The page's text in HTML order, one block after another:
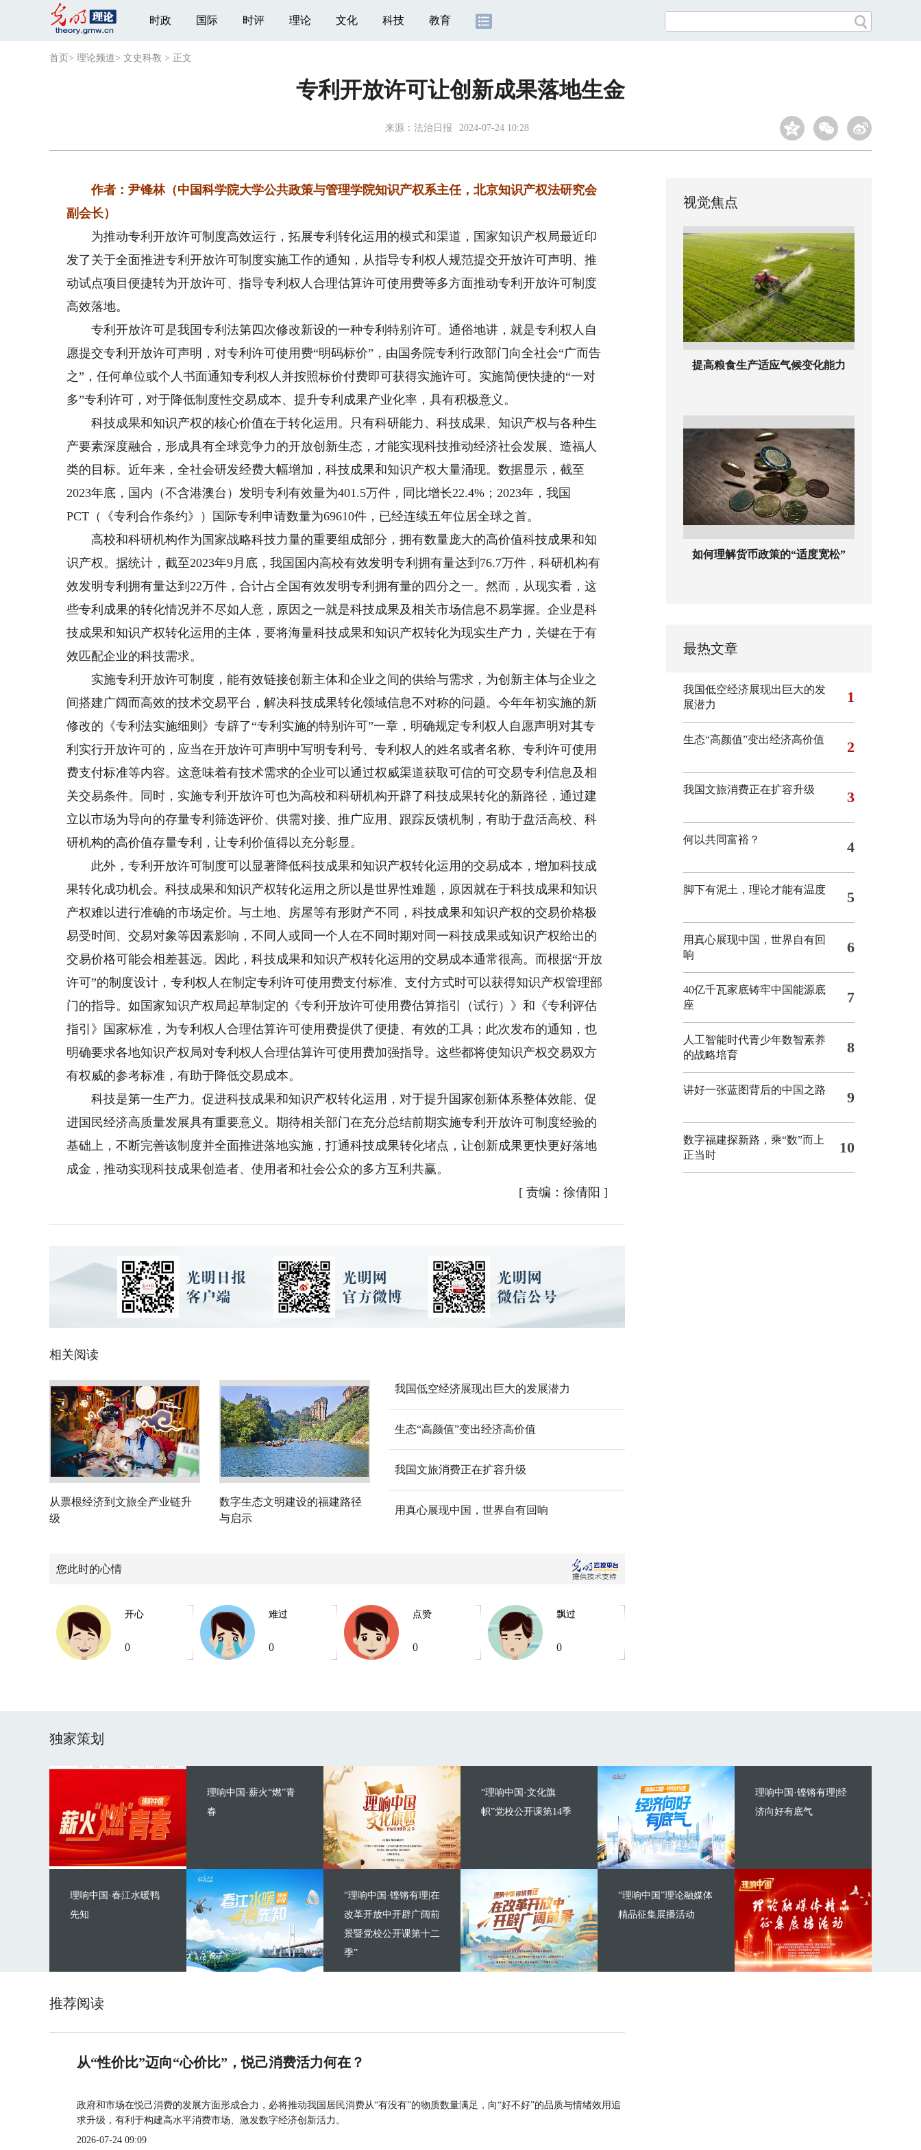
时政 国际 时评 理论 文化 科技 教育
首页 > 理论频道> 文史科教 > 正文
专利开放许可让创新成果落地生金
来源： 法治日报 2024-07-24 10:28
作者：尹锋林（中国科学院大学公共政策与管理学院知识产权系主任，北京知识产权法研究会
副会长）
为推动专利开放许可制度高效运行，拓展专利转化运用的模式和渠道，国家知识产权局最近印
发了关于全面推进专利开放许可制度实施工作的通知，从指导专利权人规范提交开放许可声明、推
动试点项目便捷转为开放许可、指导专利权人合理估算许可使用费等多方面推动专利开放许可制度
高效落地。
专利开放许可是我国专利法第四次修改新设的一种专利特别许可。通俗地讲，就是专利权人自
愿提交专利开放许可声明，对专利许可使用费“明码标价”，由国务院专利行政部门向全社会“广而告
之”，任何单位或个人书面通知专利权人并按照标价付费即可获得实施许可。实施简便快捷的“一对
多”专利许可，对于降低制度性交易成本、提升专利成果产业化率，具有积极意义。
科技成果和知识产权的核心价值在于转化运用。只有科研能力、科技成果、知识产权与各种生
产要素深度融合，形成具有全球竞争力的开放创新生态，才能实现科技推动经济社会发展、造福人
类的目标。近年来，全社会研发经费大幅增加，科技成果和知识产权大量涌现。数据显示，截至
2023年底，国内（不含港澳台）发明专利有效量为401.5万件，同比增长22.4%；2023年，我国
PCT（《专利合作条约》）国际专利申请数量为69610件，已经连续五年位居全球之首。
高校和科研机构作为国家战略科技力量的重要组成部分，拥有数量庞大的高价值科技成果和知
识产权。据统计，截至2023年9月底，我国国内高校有效发明专利拥有量达到76.7万件，科研机构有
效发明专利拥有量达到22万件，合计占全国有效发明专利拥有量的四分之一。然而，从现实看，这
些专利成果的转化情况并不尽如人意，原因之一就是科技成果及相关市场信息不易掌握。企业是科
技成果和知识产权转化运用的主体，要将海量科技成果和知识产权转化为现实生产力，关键在于有
效匹配企业的科技需求。
实施专利开放许可制度，能有效链接创新主体和企业之间的供给与需求，为创新主体与企业之
间搭建广阔而高效的技术交易平台，解决科技成果转化领域信息不对称的问题。今年年初实施的新
修改的《专利法实施细则》专辟了“专利实施的特别许可”一章，明确规定专利权人自愿声明对其专
利实行开放许可的，应当在开放许可声明中写明专利号、专利权人的姓名或者名称、专利许可使用
费支付标准等内容。这意味着有技术需求的企业可以通过权威渠道获取可信的可交易专利信息及相
关交易条件。同时，实施专利开放许可也为高校和科研机构开辟了科技成果转化的新路径，通过建
立以市场为导向的存量专利筛选评价、供需对接、推广应用、跟踪反馈机制，有助于盘活高校、科
研机构的高价值存量专利，让专利价值得以充分彰显。
此外，专利开放许可制度可以显著降低科技成果和知识产权转化运用的交易成本，增加科技成
果转化成功机会。科技成果和知识产权转化运用之所以是世界性难题，原因就在于科技成果和知识
产权难以进行准确的市场定价。与土地、房屋等有形财产不同，科技成果和知识产权的交易价格极
易受时间、交易对象等因素影响，不同人或同一个人在不同时期对同一科技成果或知识产权给出的
交易价格可能会相差甚远。因此，科技成果和知识产权转化运用的交易成本通常很高。而根据“开放
许可”的制度设计，专利权人在制定专利许可使用费支付标准、支付方式时可以获得知识产权管理部
门的指导。如国家知识产权局起草制定的《专利开放许可使用费估算指引（试行）》和《专利评估
指引》国家标准，为专利权人合理估算许可使用费提供了便捷、有效的工具；此次发布的通知，也
明确要求各地知识产权局对专利权人合理估算许可使用费加强指导。这些都将使知识产权交易双方
有权威的参考标准，有助于降低交易成本。
科技是第一生产力。促进科技成果和知识产权转化运用，对于提升国家创新体系整体效能、促
进国民经济高质量发展具有重要意义。期待相关部门在充分总结前期实施专利开放许可制度经验的
基础上，不断完善该制度并全面推进落地实施，打通科技成果转化堵点，让创新成果更快更好落地
成金，推动实现科技成果创造者、使用者和社会公众的多方互利共赢。
[ 责编：徐倩阳 ]
相关阅读
从票根经济到文旅全产业链升
级
数字生态文明建设的福建路径
与启示
我国低空经济展现出巨大的发展潜力
生态“高颜值”变出经济高价值
我国文旅消费正在扩容升级
用真心展现中国，世界自有回响
您此时的心情
开心
0
难过
0
点赞
0
飘过
0
视觉焦点
提高粮食生产适应气候变化能力
如何理解货币政策的“适度宽松”
最热文章
我国低空经济展现出巨大的发
展潜力
1
生态“高颜值”变出经济高价值 2
我国文旅消费正在扩容升级 3
何以共同富裕？ 4
脚下有泥土，理论才能有温度 5
用真心展现中国，世界自有回
响
6
40亿千瓦家底铸牢中国能源底
座
7
人工智能时代青少年数智素养
的战略培育
8
讲好一张蓝图背后的中国之路 9
数字福建探新路，乘“数”而上
正当时
10
独家策划
理响中国·薪火“燃”青
春
理响中国·春江水暖鸭
先知
“理响中国·文化旗
帜”党校公开课第14季
“理响中国·铿锵有理|在
改革开放中开辟广阔前
景暨党校公开课第十二
季”
理响中国·铿锵有理|经
济向好有底气
“理响中国”理论融媒体
精品征集展播活动
推荐阅读
从“性价比”迈向“心价比”，悦己消费活力何在？
政府和市场在悦己消费的发展方面形成合力，必将推动我国居民消费从“有没有”的物质数量满足，向“好不好”的品质与情绪效用追
求升级，有利于构建高水平消费市场、激发数字经济创新活力。
2026-07-24 09:09